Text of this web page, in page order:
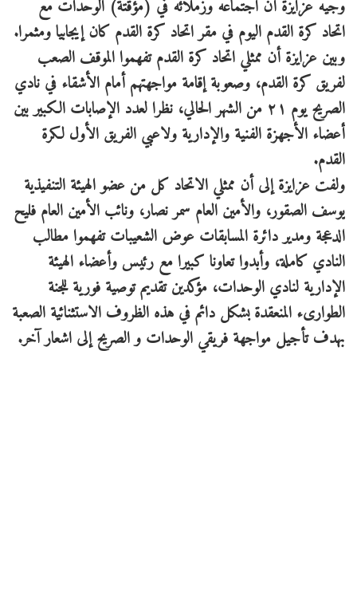
وجيه عزايزة أن اجتماعه وزملائه في (مؤقتة) الوحدات مع
اتحاد كرة القدم اليوم في مقر اتحاد كرة القدم كان إيجابيا ومثمرا.
وبين عزايزة أن ممثلي اتحاد كرة القدم تفهموا الموقف الصعب
لفريق كرة القدم، وصعوبة إقامة مواجهتهم أمام الأشقاء في نادي
الصريح يوم ٢١ من الشهر الحالي، نظرا لعدد الإصابات الكبير بين
أعضاء الأجهزة الفنية والإدارية ولاعبي الفريق الأول لكرة
القدم.
ولفت عزايزة إلى أن ممثلي الاتحاد كل من عضو الهيئة التنفيذية
يوسف الصقور، والأمين العام سمر نصار، ونائب الأمين العام فليح
الدعجة ومدير دائرة المسابقات عوض الشعيبات تفهموا مطالب
النادي كاملة، وأبدوا تعاونا كبيرا مع رئيس وأعضاء الهيئة
الإدارية لنادي الوحدات، مؤكدين تقديم توصية فورية للجنة
الطوارىء المنعقدة بشكل دائم في هذه الظروف الاستثنائية الصعبة
بهدف تأجيل مواجهة فريقي الوحدات و الصريح إلى اشعار آخر.